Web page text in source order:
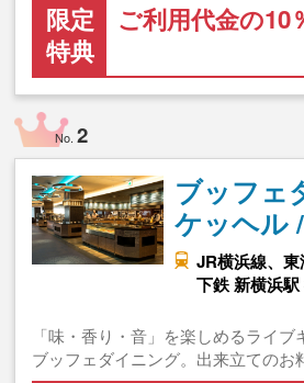
限定
特典
ご利用代金の10
No.2
ブッフェ
ケッヘル
JR横浜線、
下鉄 新横浜
「味・香り・音」を楽しめるライ
ブッフェダイニング。出来立ての